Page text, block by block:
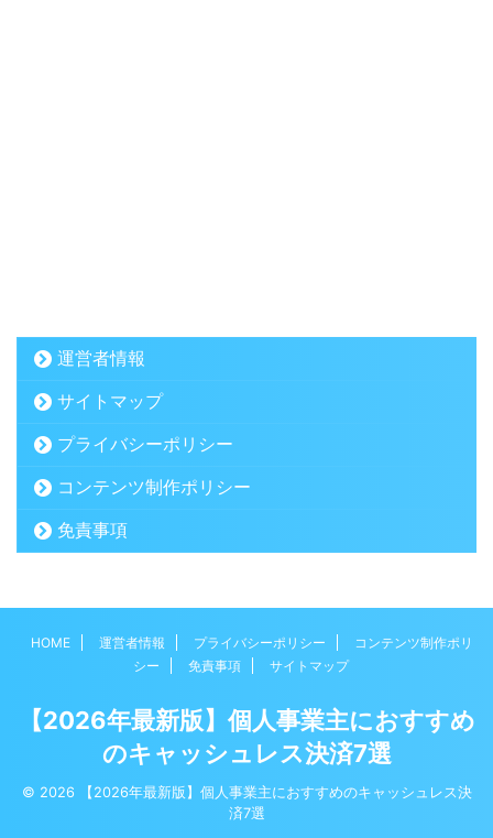
運営者情報
サイトマップ
プライバシーポリシー
コンテンツ制作ポリシー
免責事項
HOME 運営者情報 プライバシーポリシー
コンテンツ制作ポリ
シー
免責事項 サイトマップ
【2026年最新版】個人事業主におすすめ
のキャッシュレス決済7選
© 2026 【2026年最新版】個人事業主におすすめのキャッシュレス決
済7選